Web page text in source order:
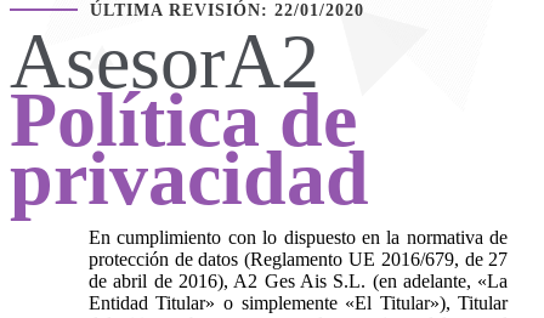
ÚLTIMA REVISIÓN: 22/01/2020
AsesorA2
Política de
privacidad
En cumplimiento con lo dispuesto en la normativa de
protección de datos (Reglamento UE 2016/679, de 27
de abril de 2016), A2 Ges Ais S.L. (en adelante, «La
Entidad Titular» o simplemente «El Titular»), Titular